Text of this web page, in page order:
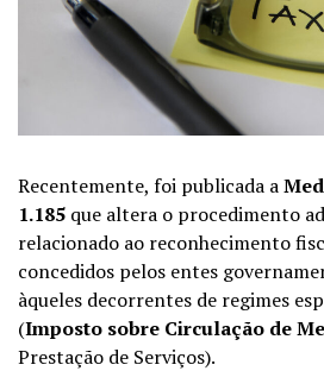
Recentemente, foi publicada a
1.185 que altera o procedimento
relacionado ao reconhecimento
concedidos pelos entes
àqueles decorrentes de regimes
(Imposto sobre Circulação de
Prestação de Serviços).